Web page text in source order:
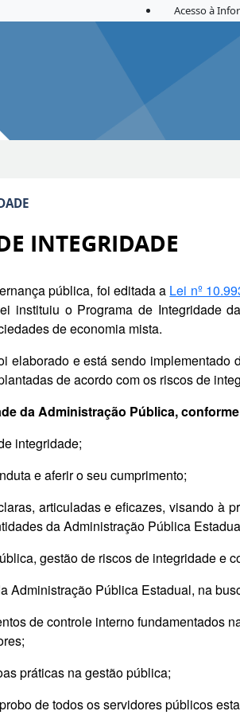
Acesso à
INTEGRIDADE
pública, foi editada a Lei nº
instituiu o Programa de Integridade
de economia mista.
elaborado e está sendo
de acordo com os riscos de
da Administração Pública, conforme
integridade;
e aferir o seu cumprimento;
articuladas e eficazes, visando
da Administração Pública
gestão de riscos de integridade e
Administração Pública Estadual, na
de controle interno fundamentados
práticas na gestão pública;
de todos os servidores públicos